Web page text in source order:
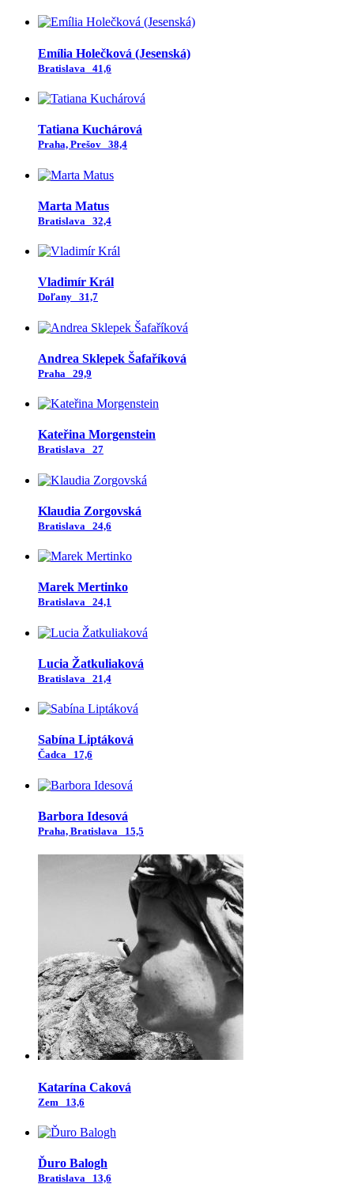
Emília Holečková (Jesenská)
Bratislava 41,6
Tatiana Kuchárová
Praha, Prešov 38,4
Marta Matus
Bratislava 32,4
Vladimír Král
Doľany 31,7
Andrea Sklepek Šafaříková
Praha 29,9
Kateřina Morgenstein
Bratislava 27
Klaudia Zorgovská
Bratislava 24,6
Marek Mertinko
Bratislava 24,1
Lucia Žatkuliaková
Bratislava 21,4
Sabína Liptáková
Čadca 17,6
Barbora Idesová
Praha, Bratislava 15,5
Katarína Caková
Zem 13,6
Ďuro Balogh
Bratislava 13,6